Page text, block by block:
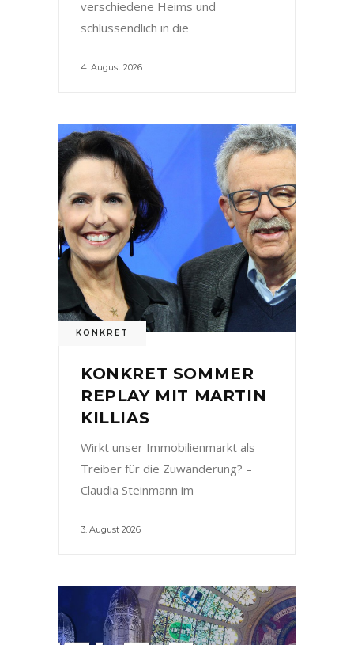
verschiedene Heims und
schlussendlich in die
4. August 2026
KONKRET
KONKRET SOMMER
REPLAY MIT MARTIN
KILLIAS
Wirkt unser Immobilienmarkt als
Treiber für die Zuwanderung? –
Claudia Steinmann im
3. August 2026